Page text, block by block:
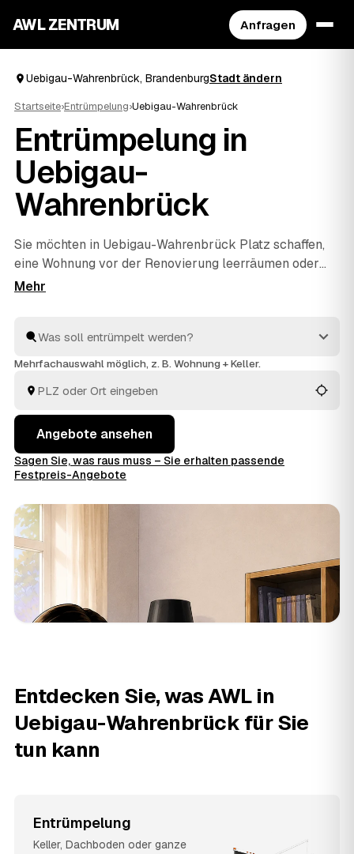
AWL ZENTRUM Anfragen
Uebigau-Wahrenbrück, BrandenburgStadt ändern
Startseite›Entrümpelung›Uebigau-Wahrenbrück
Entrümpelung in
Uebigau-
Wahrenbrück
Sie möchten in Uebigau-Wahrenbrück Platz schaffen,
eine Wohnung vor der Renovierung leerräumen oder
einen Nachlass auflösen? Beschreiben Sie Ihren
Brandenburg. Vom einzelnen Raum bis zur kompletten
Haushaltsauflösungwird alles fachgerecht ausgeräumt
Blick.
Mehrfachauswahl möglich, z. B. Wohnung + Keller.
Angebote ansehen
Sagen Sie, was raus muss – Sie erhalten passende
Festpreis-Angebote
Entdecken Sie, was AWL in
Uebigau-Wahrenbrück für Sie
tun kann
Entrümpelung
Keller, Dachboden oder ganze